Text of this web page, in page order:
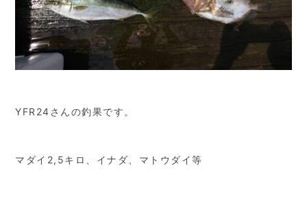
YFR24さんの釣果です。
マダイ2,5キロ、イナダ、マトウダイ等